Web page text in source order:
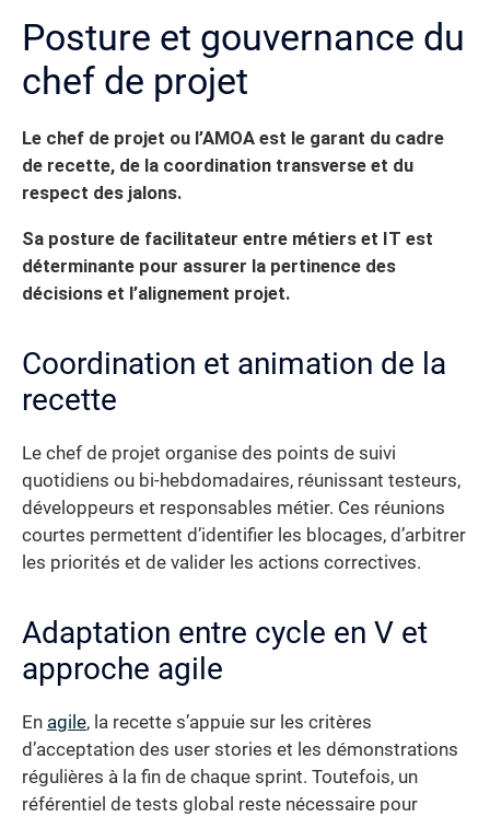
Posture et gouvernance du
chef de projet
Le chef de projet ou l’AMOA est le garant du cadre
de recette, de la coordination transverse et du
respect des jalons.
Sa posture de facilitateur entre métiers et IT est
déterminante pour assurer la pertinence des
décisions et l’alignement projet.
Coordination et animation de la
recette
Le chef de projet organise des points de suivi
quotidiens ou bi-hebdomadaires, réunissant testeurs,
développeurs et responsables métier. Ces réunions
courtes permettent d’identifier les blocages, d’arbitrer
les priorités et de valider les actions correctives.
Adaptation entre cycle en V et
approche agile
En agile, la recette s’appuie sur les critères
d’acceptation des user stories et les démonstrations
régulières à la fin de chaque sprint. Toutefois, un
référentiel de tests global reste nécessaire pour